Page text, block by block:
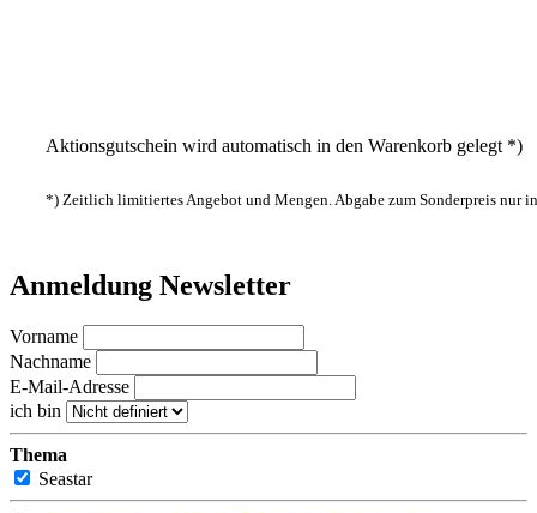
Aktionsgutschein wird automatisch in den Warenkorb gelegt *)
*) Zeitlich limitiertes Angebot und Mengen. Abgabe zum Sonderpreis nur
Anmeldung Newsletter
Vorname
Nachname
E-Mail-Adresse
ich bin
Thema
Seastar